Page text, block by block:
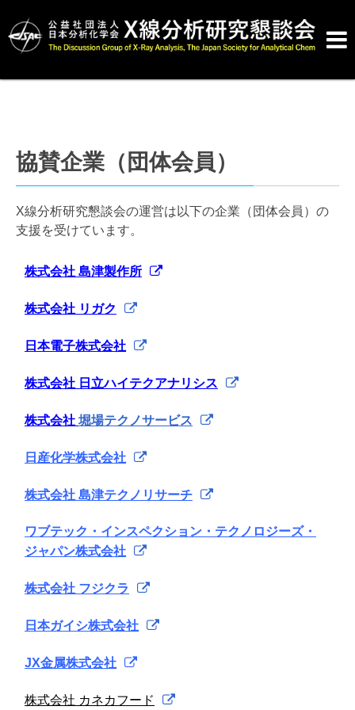

協賛企業（団体会員）
X線分析研究懇談会の運営は以下の企業（団体会員）の
支援を受けています。
株式会社 島津製作所
株式会社 リガク
日本電子株式会社
株式会社 日立ハイテクアナリシス
株式会社 堀場テクノサービス
日産化学株式会社
株式会社 島津テクノリサーチ
ワブテック・インスペクション・テクノロジーズ・
ジャパン株式会社
株式会社 フジクラ
日本ガイシ株式会社
JX金属株式会社
株式会社 カネカフード